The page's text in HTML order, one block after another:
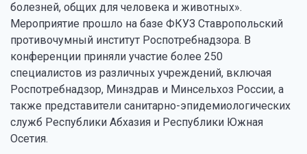
болезней, общих для человека и животных».
Мероприятие прошло на базе ФКУЗ Ставропольский
противочумный институт Роспотребнадзора. В
конференции приняли участие более 250
специалистов из различных учреждений, включая
Роспотребнадзор, Минздрав и Минсельхоз России, а
также представители санитарно-эпидемиологических
служб Республики Абхазия и Республики Южная
Осетия.